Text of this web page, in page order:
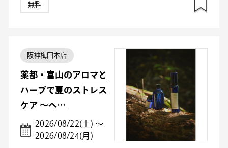
無料
阪神梅田本店
薬都・富山のアロマと
ハーブで夏のストレス
ケア ～ヘ…
2026/08/22(土) ～
2026/08/24(月)